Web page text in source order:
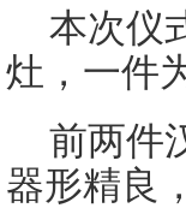
本次仪
灶，一件
前两件
器形精良